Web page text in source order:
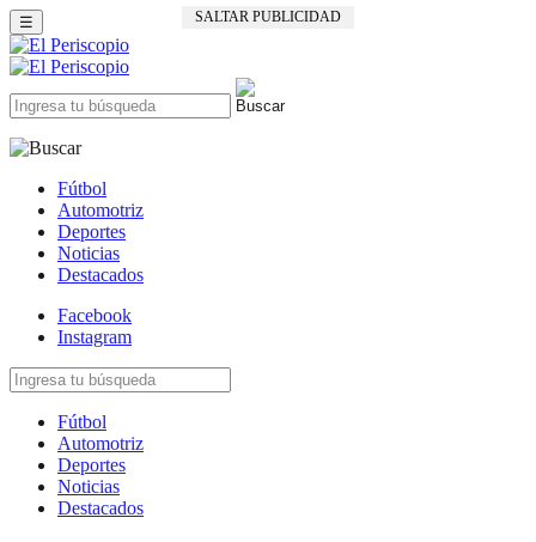
SALTAR PUBLICIDAD
☰
Fútbol
Automotriz
Deportes
Noticias
Destacados
Facebook
Instagram
Fútbol
Automotriz
Deportes
Noticias
Destacados